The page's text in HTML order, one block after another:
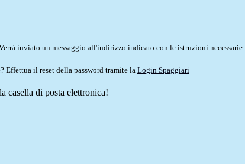
inviato un messaggio all'indirizzo indicato con le istruzioni necessarie.
Effettua il reset della password tramite la Login Spaggiari
casella di posta elettronica!